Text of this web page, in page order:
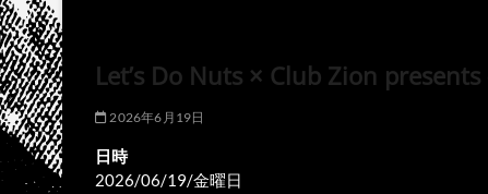
Let’s Do Nuts × Club Zion presents
2026年6月19日
日時
2026/06/19/金曜日